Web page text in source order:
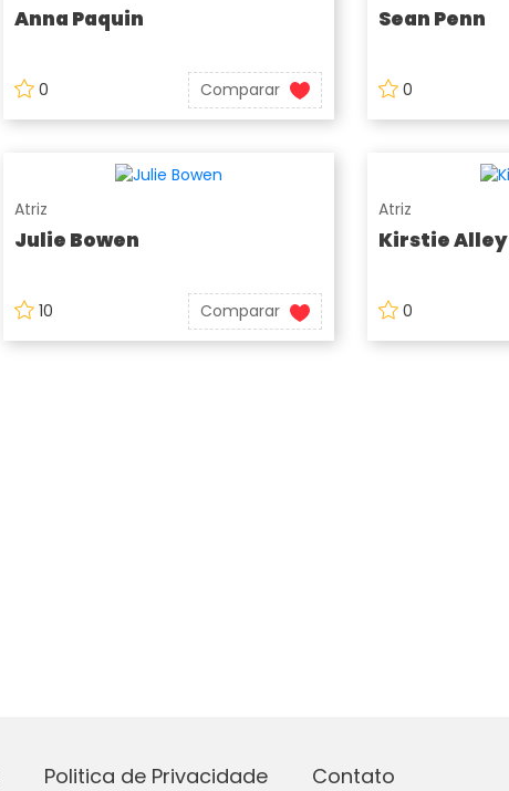
Anna Paquin
0 Comparar
Sean Penn
0
Atriz
Julie Bowen
10 Comparar
Atriz
Kirstie Alley
0
Politica de Privacidade Contato